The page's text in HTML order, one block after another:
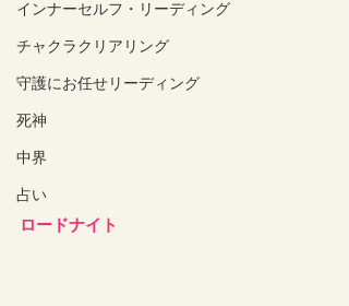
インナーセルフ・リーディング
チャクラクリアリング
守護にお任せリーディング
死神
中界
占い
ロードナイト